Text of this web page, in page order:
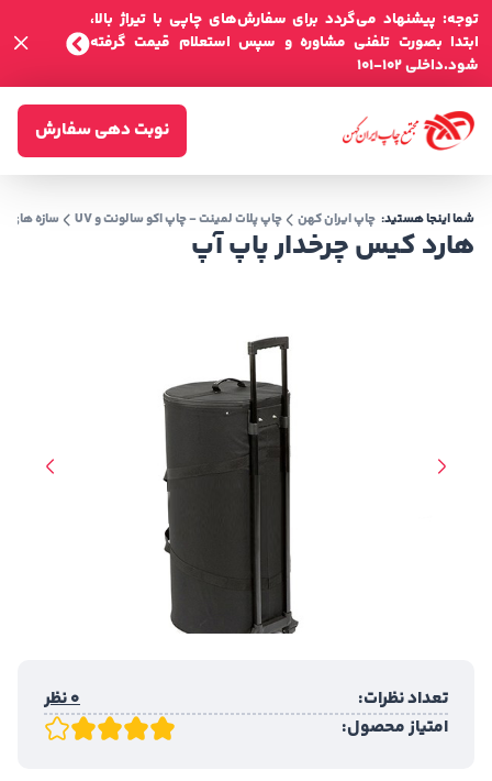
توجه: پیشنهاد می‌گردد برای سفارش‌های چاپی با تیراژ بالا،
ابتدا بصورت تلفنی مشاوره و سپس استعلام قیمت گرفته
شود.داخلی 102-101
نوبت دهی سفارش
هارد کیس چرخدار پاپ آپ
شما اینجا هستید: چاپ ایران کهن چاپ پلات لمینت - چاپ اکو سالونت و UV سازه های
تعداد نظرات:
0 نظر
امتیاز محصول: